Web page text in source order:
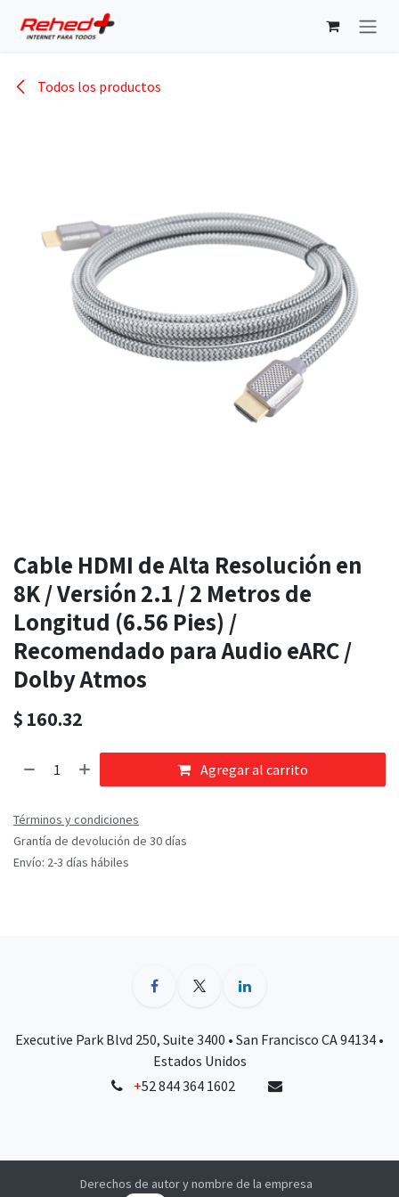
Todos los productos
Cable HDMI de Alta Resolución en
8K / Versión 2.1 / 2 Metros de
Longitud (6.56 Pies) /
Recomendado para Audio eARC /
Dolby Atmos
$ 160.32
Agregar al carrito
Términos y condiciones
Grantía de devolución de 30 días
Envío: 2-3 días hábiles
Executive Park Blvd 250, Suite 3400 • San Francisco CA 94134 •
Estados Unidos
+52 844 364 1602
Derechos de autor y nombre de la empresa